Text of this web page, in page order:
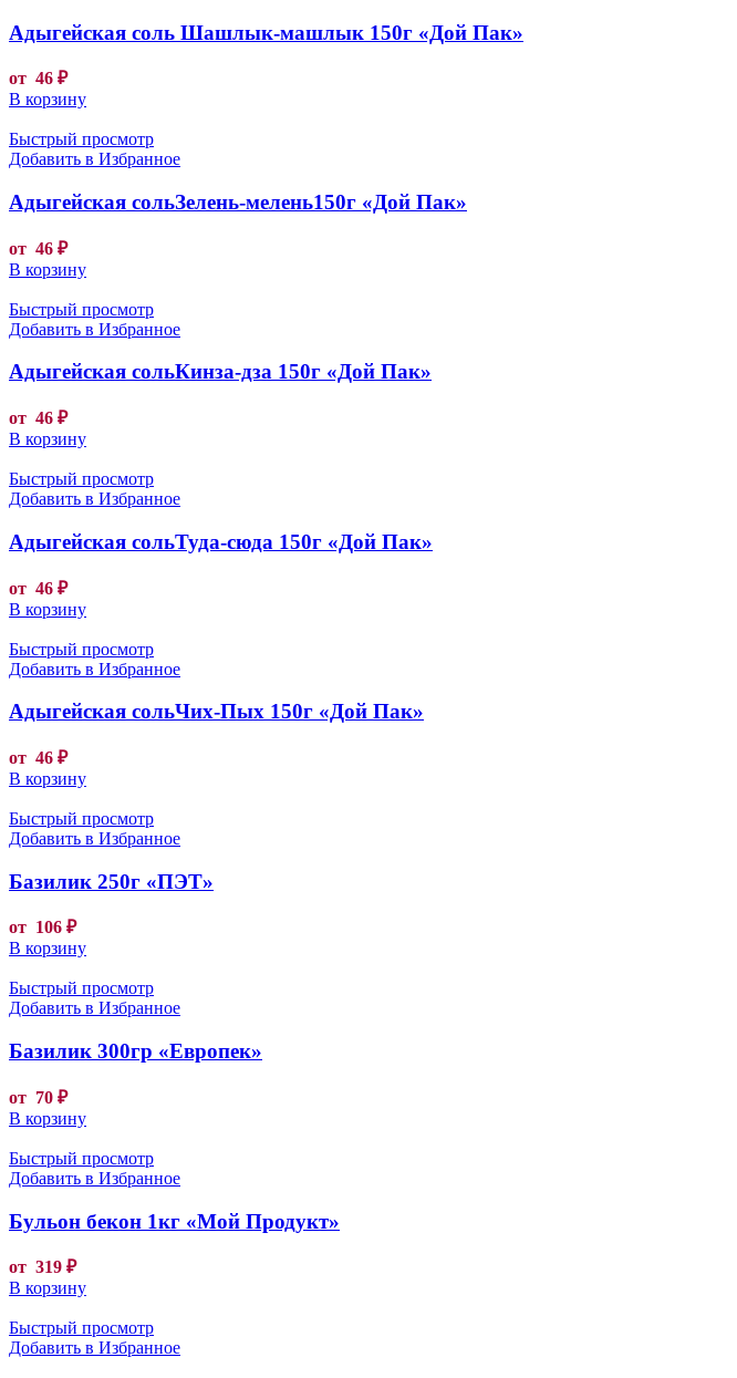
Адыгейская соль Шашлык-машлык 150г «Дой Пак»
от 46 ₽
В корзину
Быстрый просмотр
Добавить в Избранное
Адыгейская сольЗелень-мелень150г «Дой Пак»
от 46 ₽
В корзину
Быстрый просмотр
Добавить в Избранное
Адыгейская сольКинза-дза 150г «Дой Пак»
от 46 ₽
В корзину
Быстрый просмотр
Добавить в Избранное
Адыгейская сольТуда-сюда 150г «Дой Пак»
от 46 ₽
В корзину
Быстрый просмотр
Добавить в Избранное
Адыгейская сольЧих-Пых 150г «Дой Пак»
от 46 ₽
В корзину
Быстрый просмотр
Добавить в Избранное
Базилик 250г «ПЭТ»
от 106 ₽
В корзину
Быстрый просмотр
Добавить в Избранное
Базилик 300гр «Европек»
от 70 ₽
В корзину
Быстрый просмотр
Добавить в Избранное
Бульон бекон 1кг «Мой Продукт»
от 319 ₽
В корзину
Быстрый просмотр
Добавить в Избранное